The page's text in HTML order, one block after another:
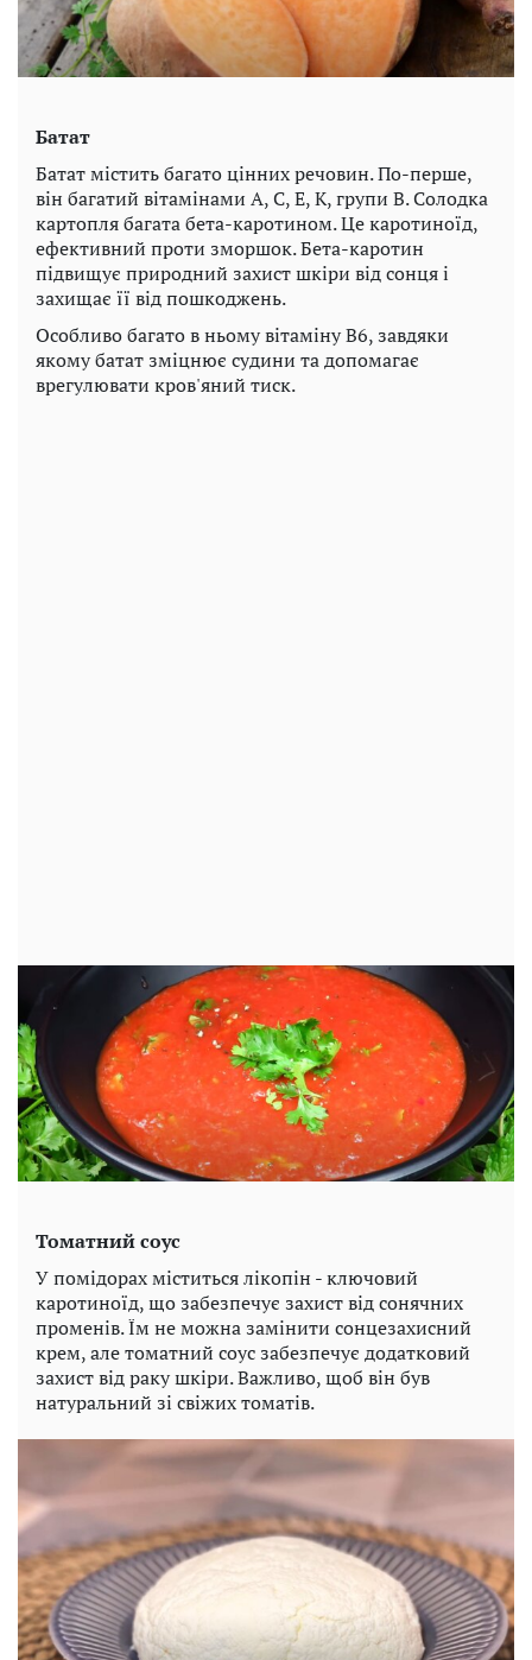
Батат
Батат містить багато цінних речовин. По-перше,
він багатий вітамінами А, С, Е, К, групи В. Солодка
картопля багата бета-каротином. Це каротиноїд,
ефективний проти зморшок. Бета-каротин
підвищує природний захист шкіри від сонця і
захищає її від пошкоджень.
Особливо багато в ньому вітаміну В6, завдяки
якому батат зміцнює судини та допомагає
врегулювати кров'яний тиск.
Томатний соус
У помідорах міститься лікопін - ключовий
каротиноїд, що забезпечує захист від сонячних
променів. Їм не можна замінити сонцезахисний
крем, але томатний соус забезпечує додатковий
захист від раку шкіри. Важливо, щоб він був
натуральний зі свіжих томатів.